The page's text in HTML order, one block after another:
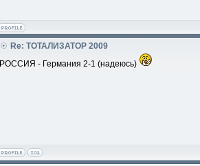
Re: ТОТАЛИЗАТОР 2009
РОССИЯ - Германия 2-1 (надеюсь)